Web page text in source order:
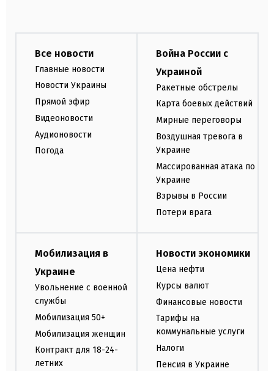
Все новости
Главные новости
Новости Украины
Прямой эфир
Видеоновости
Аудионовости
Погода
Война России с
Украиной
Ракетные обстрелы
Карта боевых действий
Мирные переговоры
Воздушная тревога в
Украине
Массированная атака по
Украине
Взрывы в России
Потери врага
Мобилизация в
Украине
Увольнение с военной
службы
Мобилизация 50+
Мобилизация женщин
Контракт для 18-24-
летних
Новости экономики
Цена нефти
Курсы валют
Финансовые новости
Тарифы на
коммунальные услуги
Налоги
Пенсия в Украине